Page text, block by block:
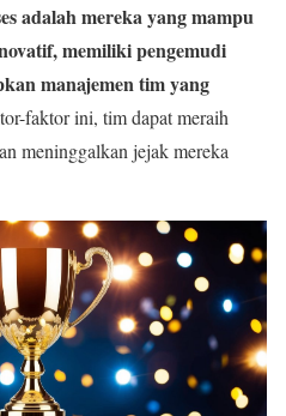
adalah mereka yang mampu
memiliki pengemudi
manajemen tim yang
faktor ini, tim dapat meraih
meninggalkan jejak mereka